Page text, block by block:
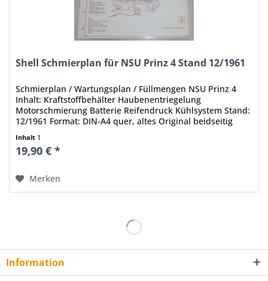
Shell Schmierplan für NSU Prinz 4 Stand 12/1961
Schmierplan / Wartungsplan / Füllmengen NSU Prinz 4
Inhalt: Kraftstoffbehälter Haubenentriegelung
Motorschmierung Batterie Reifendruck Kühlsystem Stand:
12/1961 Format: DIN-A4 quer, altes Original beidseitig
Inhalt 1
19,90 € *
Merken
Information